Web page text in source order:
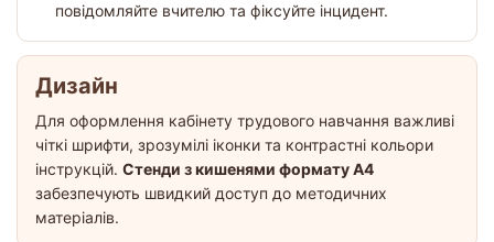
повідомляйте вчителю та фіксуйте інцидент.
Дизайн
Для оформлення кабінету трудового навчання важливі
чіткі шрифти, зрозумілі іконки та контрастні кольори
інструкцій. Стенди з кишенями формату A4
забезпечують швидкий доступ до методичних
матеріалів.